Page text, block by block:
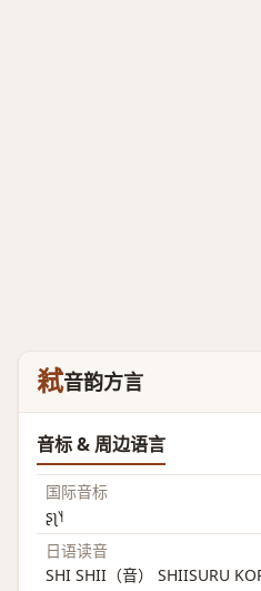
弒音韵方言
音标 & 周边语言
国际音标
ʂʅ˥˧
日语读音
SHI SHII（音） SHIISURU